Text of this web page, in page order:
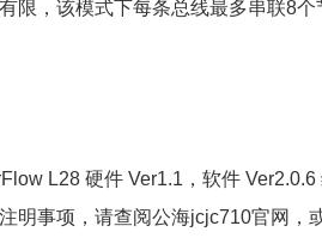
限，该模式下每条总线最多串联8
L28 硬件 Ver1.1，软件 Ver2.0.6
明事项，请查阅公海jcjc710官网，